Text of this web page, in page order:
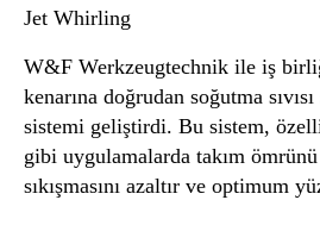
Jet Whirling
W&F Werkzeugtechnik ile iş
kenarına doğrudan soğutma
sistemi geliştirdi. Bu sistem,
gibi uygulamalarda takım ömrünü
sıkışmasını azaltır ve optimum